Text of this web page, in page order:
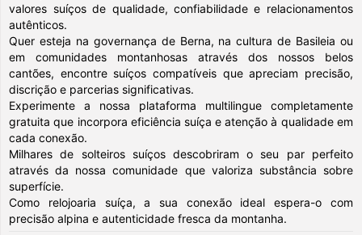
valores suíços de qualidade, confiabilidade e relacionamentos
autênticos.
Quer esteja na governança de Berna, na cultura de Basileia ou
em comunidades montanhosas através dos nossos belos
cantões, encontre suíços compatíveis que apreciam precisão,
discrição e parcerias significativas.
Experimente a nossa plataforma multilingue completamente
gratuita que incorpora eficiência suíça e atenção à qualidade em
cada conexão.
Milhares de solteiros suíços descobriram o seu par perfeito
através da nossa comunidade que valoriza substância sobre
superfície.
Como relojoaria suíça, a sua conexão ideal espera-o com
precisão alpina e autenticidade fresca da montanha.